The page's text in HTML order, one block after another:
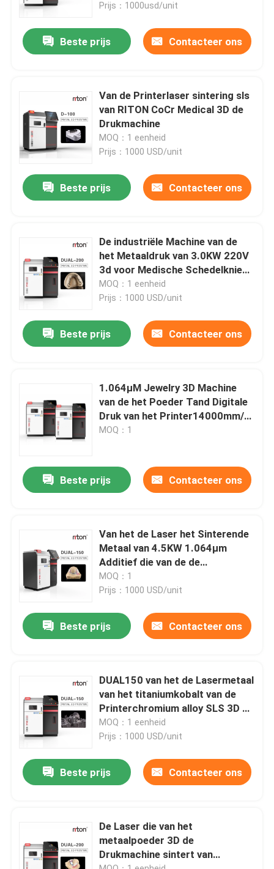
Producten
Over ons
Fabrieksreis
Contacteer ons
Alle Gevallen
3D Printer van het lasermetaal
Tandmetaal 3D Printer
Prijs：1000usd/unit
Beste prijs Contacteer ons
Van de Printerlaser sintering sls
van RITON CoCr Medical 3D de
Drukmachine
MOQ：1 eenheid
Prijs：1000 USD/unit
Beste prijs Contacteer ons
De industriële Machine van de
het Metaaldruk van 3.0KW 220V
3d voor Medische Schedelknie
beent RITON uit
MOQ：1 eenheid
Prijs：1000 USD/unit
Beste prijs Contacteer ons
1.064μM Jewelry 3D Machine
van de het Poeder Tand Digitale
Druk van het Printer14000mm/s
Metaal
MOQ：1
Beste prijs Contacteer ons
Van het de Laser het Sinterende
Metaal van 4.5KW 1.064μm
Additief die van de de
Drukmachine 3d Printer
vervaardigen
MOQ：1
Prijs：1000 USD/unit
Beste prijs Contacteer ons
DUAL150 van het de Lasermetaal
van het titaniumkobalt van de
Printerchromium alloy SLS 3D de
Drukmachine 70db
MOQ：1 eenheid
Prijs：1000 USD/unit
Beste prijs Contacteer ons
De Laser die van het
metaalpoeder 3D de
Drukmachine sintert van